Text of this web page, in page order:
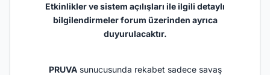
Etkinlikler ve sistem açılışları ile ilgili detaylı
bilgilendirmeler forum üzerinden ayrıca
duyurulacaktır.
PRUVAsunucusunda rekabet sadece savaş